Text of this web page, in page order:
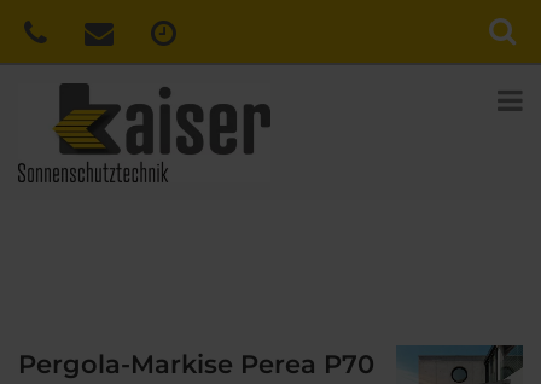
Pergola-Markise Perea P70